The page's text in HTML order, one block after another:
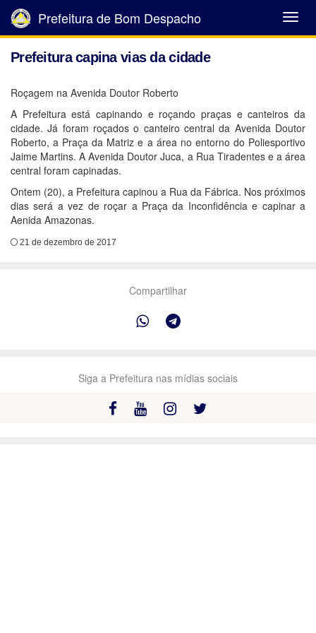
Abrir
Menu
Prefeitura de Bom Despacho
Prefeitura capina vias da cidade
Roçagem na Avenida Doutor Roberto
A Prefeitura está capinando e roçando praças e canteiros da
cidade. Já foram roçados o canteiro central da Avenida Doutor
Roberto, a Praça da Matriz e a área no entorno do Poliesportivo
Jaime Martins. A Avenida Doutor Juca, a Rua Tiradentes e a área
central foram capinadas.
Ontem (20), a Prefeitura capinou a Rua da Fábrica. Nos próximos
dias será a vez de roçar a Praça da Inconfidência e capinar a
Aenida Amazonas.
21 de dezembro de 2017
Compartilhar
Siga a Prefeitura nas mídias sociais